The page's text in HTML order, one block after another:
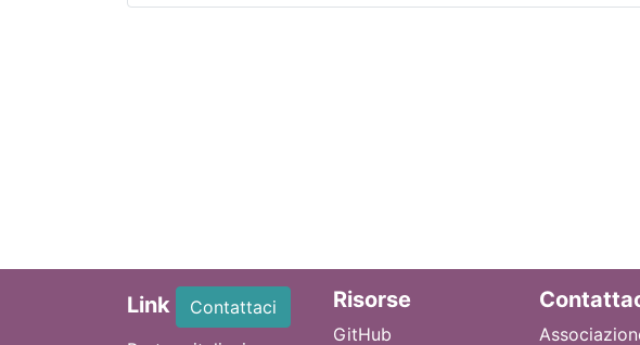
Link
Contattaci
Risorse
GitHub